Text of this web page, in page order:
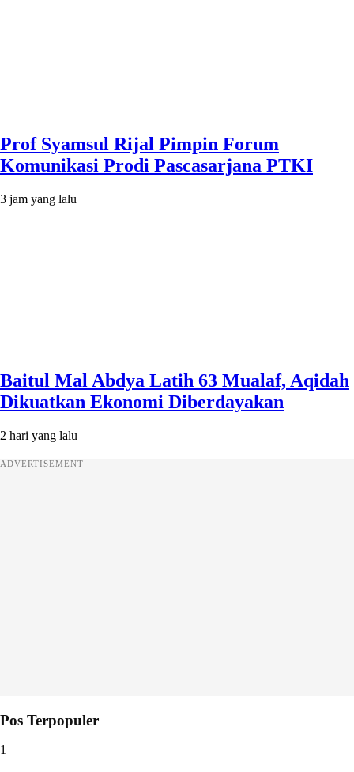
Prof Syamsul Rijal Pimpin Forum
Komunikasi Prodi Pascasarjana PTKI
3 jam yang lalu
Baitul Mal Abdya Latih 63 Mualaf, Aqidah
Dikuatkan Ekonomi Diberdayakan
2 hari yang lalu
ADVERTISEMENT
Pos Terpopuler
1